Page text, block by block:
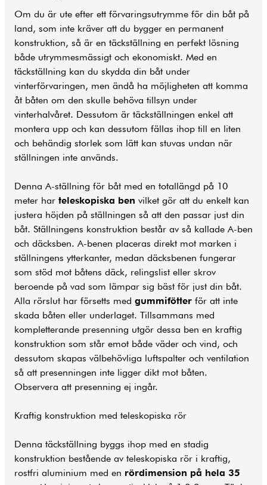
Om du är ute efter ett förvaringsutrymme för din båt på
land, som inte kräver att du bygger en permanent
konstruktion, så är en täckställning en perfekt lösning
både utrymmesmässigt och ekonomiskt. Med en
täckställning kan du skydda din båt under
vinterförvaringen, men ändå ha möjligheten att komma
åt båten om den skulle behöva tillsyn under
vinterhalvåret. Dessutom är täckställningen enkel att
montera upp och kan dessutom fällas ihop till en liten
och behändig storlek som lätt kan stuvas undan när
ställningen inte används.
Denna A-ställning för båt med en totallängd på 10
meter har teleskopiska ben vilket gör att du enkelt kan
justera höjden på ställningen så att den passar just din
båt. Ställningens konstruktion består av så kallade A-ben
och däcksben. A-benen placeras direkt mot marken i
ställningens ytterkanter, medan däcksbenen fungerar
som stöd mot båtens däck, relingslist eller skrov
beroende på vad som lämpar sig bäst för just din båt.
Alla rörslut har försetts med gummifötter för att inte
skada båten eller underlaget. Tillsammans med
kompletterande presenning utgör dessa ben en kraftig
konstruktion som står emot både väder och vind, och
dessutom skapas välbehövliga luftspalter och ventilation
så att presenningen inte ligger dikt mot båten.
Observera att presenning ej ingår.
Kraftig konstruktion med teleskopiska rör
Denna täckställning byggs ihop med en stadig
konstruktion bestående av teleskopiska rör i kraftig,
rostfri aluminium med en rördimension på hela 35